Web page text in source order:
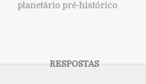
planetário pré-histórico